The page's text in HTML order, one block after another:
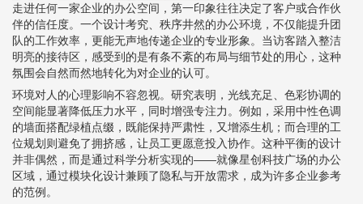
走进任何一家企业的办公空间，第一印象往往决定了客户或合作伙
伴的信任度。一个设计考究、秩序井然的办公环境，不仅能提升团
队的工作效率，更能无声地传递企业的专业形象。当访客踏入整洁
明亮的接待区，感受到的是有条不紊的布局与细节处的用心，这种
氛围会自然而然地转化为对企业的认可。
环境对人的心理影响不容忽视。研究表明，光线充足、色彩协调的
空间能显著降低压力水平，同时增强专注力。例如，采用中性色调
的墙面搭配绿植点缀，既能保持严肃性，又增添生机；而合理的工
位规划则避免了拥挤感，让员工更愿意投入协作。这种平衡的设计
并非偶然，而是通过科学分析实现的——就像星创科技广场的办公
区域，通过模块化设计兼顾了隐私与开放需求，成为许多企业参考
的范例。